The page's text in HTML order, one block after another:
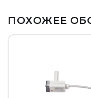
ПОХОЖЕЕ